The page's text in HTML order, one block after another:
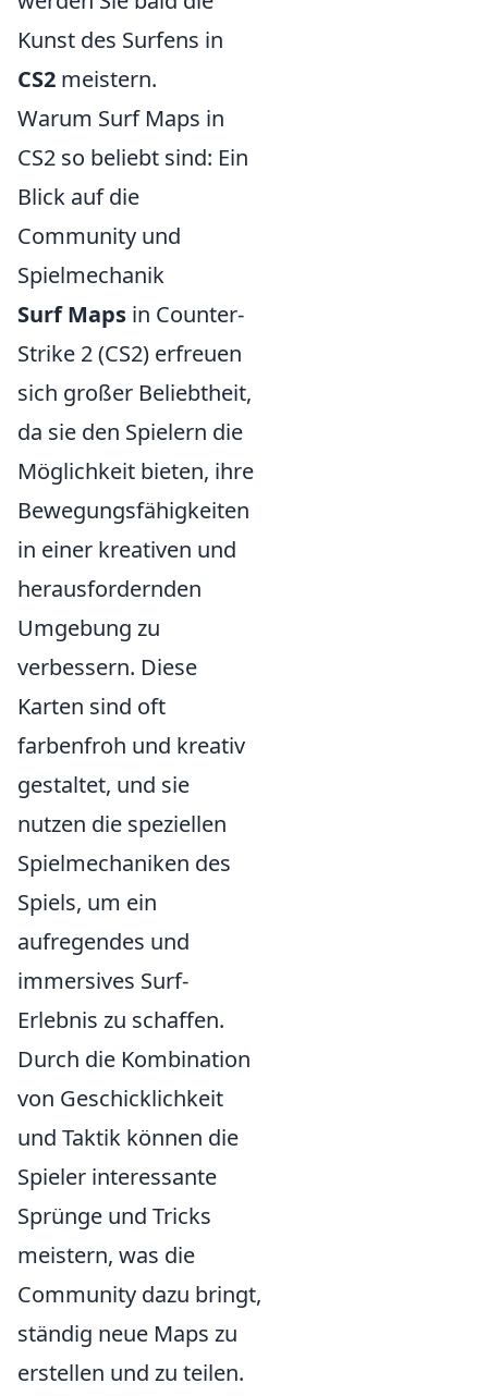
Kunst des Surfens in
CS2 meistern.
Warum Surf Maps in
CS2 so beliebt sind: Ein
Blick auf die
Community und
Spielmechanik
Surf Maps in Counter-
Strike 2 (CS2) erfreuen
sich großer Beliebtheit,
da sie den Spielern die
Möglichkeit bieten, ihre
Bewegungsfähigkeiten
in einer kreativen und
herausfordernden
Umgebung zu
verbessern. Diese
Karten sind oft
farbenfroh und kreativ
gestaltet, und sie
nutzen die speziellen
Spielmechaniken des
Spiels, um ein
aufregendes und
immersives Surf-
Erlebnis zu schaffen.
Durch die Kombination
von Geschicklichkeit
und Taktik können die
Spieler interessante
Sprünge und Tricks
meistern, was die
Community dazu bringt,
ständig neue Maps zu
erstellen und zu teilen.